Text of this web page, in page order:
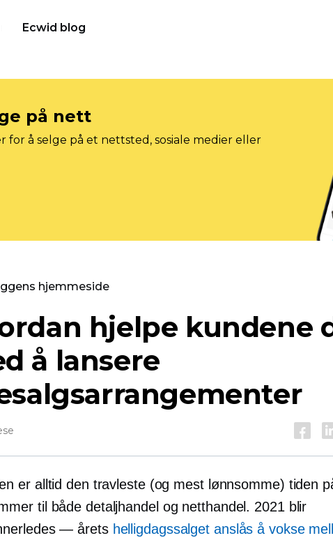
Ecwid blog
på nett
å selge på et nettsted, sosiale medier eller
hjemmeside
hjelpe kundene
å lansere
er alltid den travleste (og mest lønnsomme) tiden
til både detaljhandel og netthandel. 2021 blir
— årets helligdagssalget anslås å vokse